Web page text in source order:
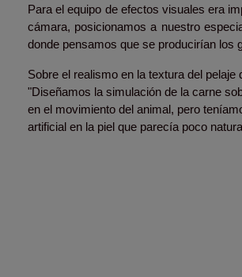
Para el equipo de efectos visuales era
cámara, posicionamos a nuestro
donde pensamos que se producirían los
Sobre el realismo en la textura del pelaje
"Diseñamos la simulación de la carne
en el movimiento del animal, pero
artificial en la piel que parecía poco